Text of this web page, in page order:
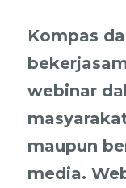
Kompas
webinar
maupun
media.